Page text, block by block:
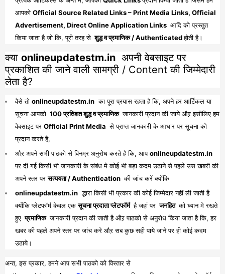
आपको Official Source Related Links – Print Media Links, Official
Advertisement, Direct Online Application Links आदि को प्रस्तुत
किया जाता है जो कि, पूरी तरह से शुद्ध व प्रमाणिक / Authenticatedहोती है।
क्या onlineupdatestm.in अपनी वेबसाइट पर
प्रकाशित की जाने वाली सामग्री / Content की जिम्मेदारी
लेता है?
वैसे तो onlineupdatestm.in का पूरा प्रयास रहता है कि, अपने हर आर्टिकल या
सूचना आपको 100 प्रतिशत शुद्ध व प्रमाणिक जानकारी प्रदान की जाये औऱ इसीलिए हम
वेबसाइट पर Official Print Media से प्राप्त जानकारी के आधार पर सूचना को
प्रदान करते है,
औऱ अपने सभी पाठको से विनम्र अनुरोध करते है कि, आपonlineupdatestm.in
पर दी गई किसी भी जानकारी के संबंध मे कोई भी बड़ा कदम उठाने से पहले उस खबरी की
अपने स्तर परसत्ययता / Authentication की जांच करें क्योंकि
onlineupdatestm.in द्धारा किसी भी प्रकार की कोई जिम्मेदार नहीं ली जाती है
क्योंकि प्लेटफॉर्म केवल एकसूचना प्रदाता प्लेटफॉर्म है जहां पर जनहित को ध्यान मे रखते
हुए प्रमाणिक जानकारी प्रदान की जाती है औऱ पाठको से अनुरोध किया जाता है कि, हर
खबर की पहले अपने स्तर पर जांच करे औऱ सब कुछ सही पाये जाने पर ही कोई कदम
उठाये।
अन्त, इस प्रकार, हमने आप सभी पाठको को विस्तार से